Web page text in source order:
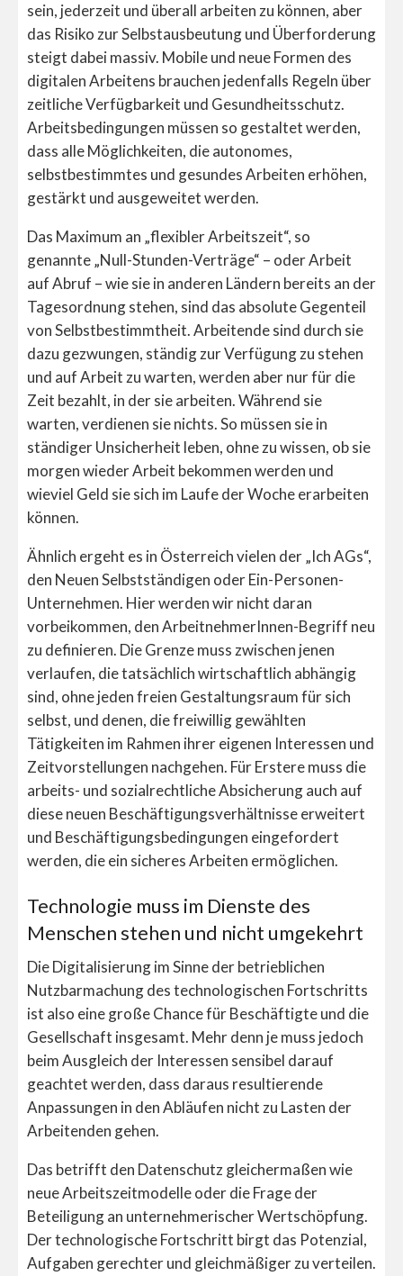
sein, jederzeit und überall arbeiten zu können, aber
das Risiko zur Selbstausbeutung und Überforderung
steigt dabei massiv. Mobile und neue Formen des
digitalen Arbeitens brauchen jedenfalls Regeln über
zeitliche Verfügbarkeit und Gesundheitsschutz.
Arbeitsbedingungen müssen so gestaltet werden,
dass alle Möglichkeiten, die autonomes,
selbstbestimmtes und gesundes Arbeiten erhöhen,
gestärkt und ausgeweitet werden.
Das Maximum an „flexibler Arbeitszeit“, so
genannte „Null-Stunden-Verträge“ – oder Arbeit
auf Abruf – wie sie in anderen Ländern bereits an der
Tagesordnung stehen, sind das absolute Gegenteil
von Selbstbestimmtheit. Arbeitende sind durch sie
dazu gezwungen, ständig zur Verfügung zu stehen
und auf Arbeit zu warten, werden aber nur für die
Zeit bezahlt, in der sie arbeiten. Während sie
warten, verdienen sie nichts. So müssen sie in
ständiger Unsicherheit leben, ohne zu wissen, ob sie
morgen wieder Arbeit bekommen werden und
wieviel Geld sie sich im Laufe der Woche erarbeiten
können.
Ähnlich ergeht es in Österreich vielen der „Ich AGs“,
den Neuen Selbstständigen oder Ein-Personen-
Unternehmen. Hier werden wir nicht daran
vorbeikommen, den ArbeitnehmerInnen-Begriff neu
zu definieren. Die Grenze muss zwischen jenen
verlaufen, die tatsächlich wirtschaftlich abhängig
sind, ohne jeden freien Gestaltungsraum für sich
selbst, und denen, die freiwillig gewählten
Tätigkeiten im Rahmen ihrer eigenen Interessen und
Zeitvorstellungen nachgehen. Für Erstere muss die
arbeits- und sozialrechtliche Absicherung auch auf
diese neuen Beschäftigungsverhältnisse erweitert
und Beschäftigungsbedingungen eingefordert
werden, die ein sicheres Arbeiten ermöglichen.
Technologie muss im Dienste des
Menschen stehen und nicht umgekehrt
Die Digitalisierung im Sinne der betrieblichen
Nutzbarmachung des technologischen Fortschritts
ist also eine große Chance für Beschäftigte und die
Gesellschaft insgesamt. Mehr denn je muss jedoch
beim Ausgleich der Interessen sensibel darauf
geachtet werden, dass daraus resultierende
Anpassungen in den Abläufen nicht zu Lasten der
Arbeitenden gehen.
Das betrifft den Datenschutz gleichermaßen wie
neue Arbeitszeitmodelle oder die Frage der
Beteiligung an unternehmerischer Wertschöpfung.
Der technologische Fortschritt birgt das Potenzial,
Aufgaben gerechter und gleichmäßiger zu verteilen.